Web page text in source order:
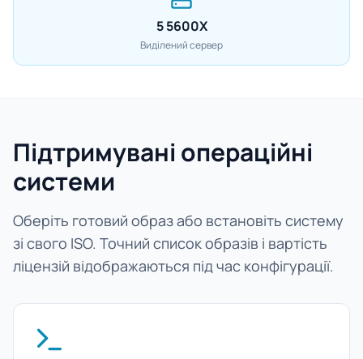
5 5600X
Виділений сервер
Підтримувані операційні
системи
Оберіть готовий образ або встановіть систему
зі свого ISO. Точний список образів і вартість
ліцензій відображаються під час конфігурації.